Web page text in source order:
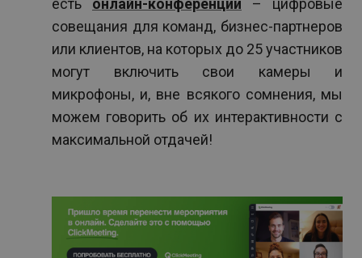
есть онлайн-конференции
– цифровые
совещания для команд, бизнес-партнеров
или клиентов, на которых до 25 участников
могут включить свои камеры и
микрофоны, и, вне всякого сомнения, мы
можем говорить об их интерактивности с
максимальной отдачей!